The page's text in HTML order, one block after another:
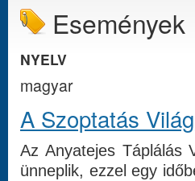
Események
NYELV
magyar
A Szoptatás
Az Anyatejes Táplálás
ünneplik, ezzel egy